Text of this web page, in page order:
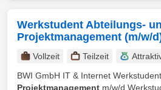
Werkstudent Abteilungs-
Projektmanagement (m/w/
Vollzeit Teilzeit
BWI GmbH IT & Internet
Projektmanagement m/w/d